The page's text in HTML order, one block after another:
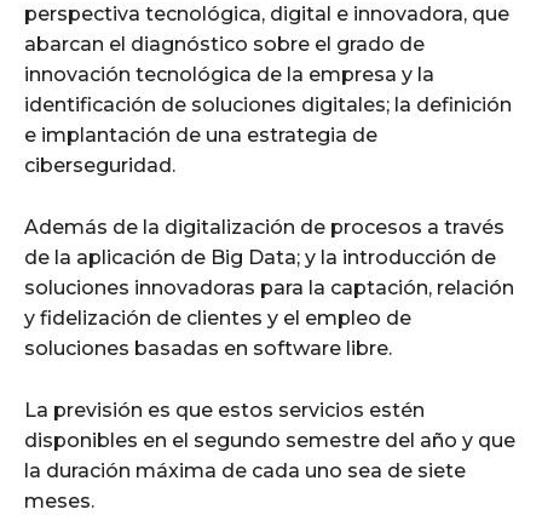
perspectiva tecnológica, digital e innovadora, que
abarcan el diagnóstico sobre el grado de
innovación tecnológica de la empresa y la
identificación de soluciones digitales; la definición
e implantación de una estrategia de
ciberseguridad.
Además de la digitalización de procesos a través
de la aplicación de Big Data; y la introducción de
soluciones innovadoras para la captación, relación
y fidelización de clientes y el empleo de
soluciones basadas en software libre.
La previsión es que estos servicios estén
disponibles en el segundo semestre del año y que
la duración máxima de cada uno sea de siete
meses.